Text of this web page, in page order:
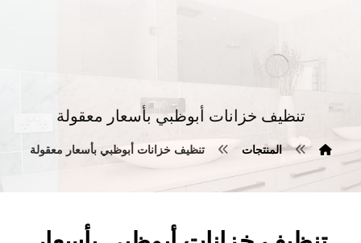
تنظيف خزانات أبوظبي بأسعار معقولة
المنتجات تنظيف خزانات أبوظبي بأسعار معقولة